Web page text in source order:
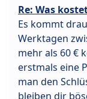
Re: Was
Es kommt
Werktagen
mehr als 60 €
erstmals eine
man den
bleiben dir